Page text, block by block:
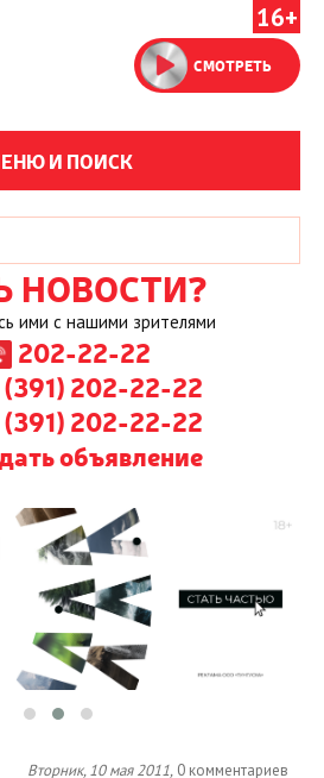
16+
СМОТРЕТЬ
И ПОИСК
НОВОСТИ?
ими с нашими зрителями
202-22-22
202-22-22
202-22-22
объявление
Вторник, 10 мая 2011, 0 комментариев